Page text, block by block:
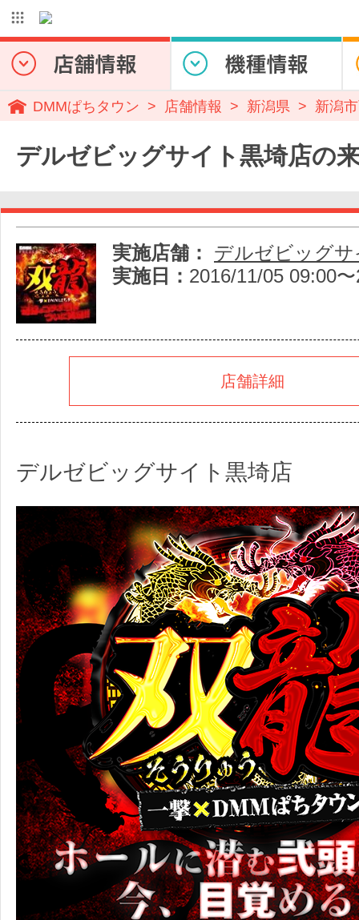
DMMぱちタウン 店舗情報 新潟県 新潟
デルゼビッグサイト黒埼店の
実施店舗：
デルゼビッグ
実施日： 2016/11/05 09:00
店舗詳細
デルゼビッグサイト黒埼店